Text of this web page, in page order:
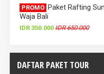
PROMO Paket Rafting
Waja Bali
IDR 350.000 IDR 650.000
DAFTAR PAKET TOUR